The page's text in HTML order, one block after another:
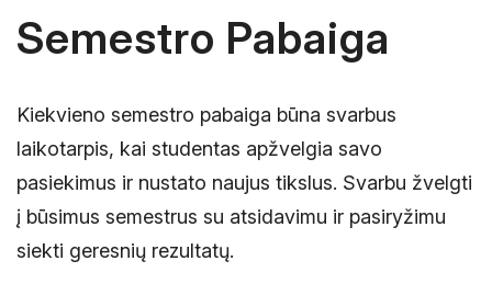
Semestro Pabaiga
Kiekvieno semestro pabaiga būna svarbus
laikotarpis, kai studentas apžvelgia savo
pasiekimus ir nustato naujus tikslus. Svarbu žvelgti
į būsimus semestrus su atsidavimu ir pasiryžimu
siekti geresnių rezultatų.